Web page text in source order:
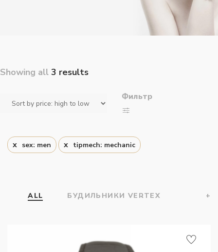
Showing all 3 results
Фильтр
sex: men tipmech: mechanic
ALL БУДИЛЬНИКИ VERTEX +